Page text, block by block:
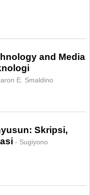
and Media
E. Smaldino
Skripsi,
- Sugiyono